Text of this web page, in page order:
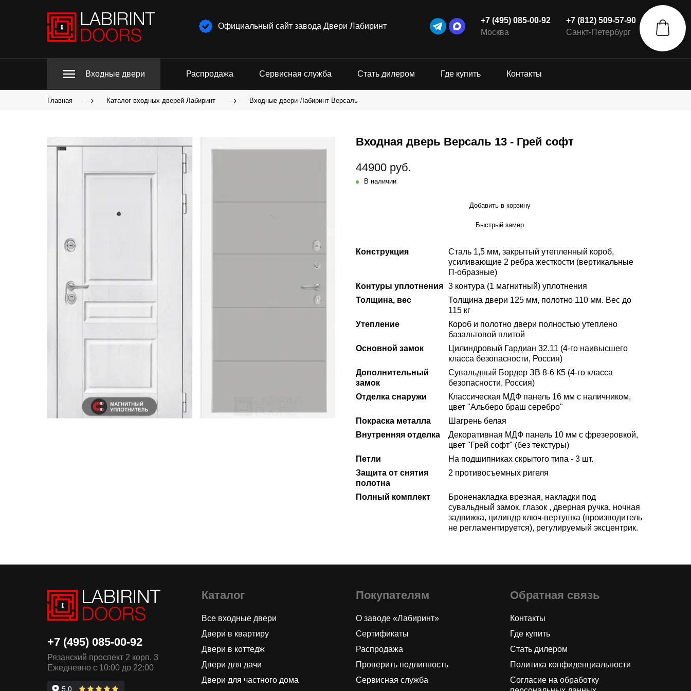
Официальный сайт завода Двери Лабиринт
+7 (495) 085-00-92
Москва
+7 (812) 509-57-90
Санкт-Петербург
Входные двери Распродажа Сервисная служба Стать дилером Где купить Контакты
Главная Каталог входных дверей Лабиринт Входные двери Лабиринт Версаль
Входная дверь Версаль 13 - Грей софт
44900 руб.
В наличии
Добавить в корзину
Быстрый замер
Конструкция
Сталь 1,5 мм, закрытый утепленный короб,
усиливающие 2 ребра жесткости (вертикальные
П-образные)
Контуры уплотнения 3 контура (1 магнитный) уплотнения
Толщина, вес
Толщина двери 125 мм, полотно 110 мм. Вес до
115 кг
Утепление
Короб и полотно двери полностью утеплено
базальтовой плитой
Основной замок
Цилиндровый Гардиан 32.11 (4-го наивысшего
класса безопасности, Россия)
Дополнительный
замок
Сувальдный Бордер ЗВ 8-6 К5 (4-го класса
безопасности, Россия)
Отделка снаружи
Классическая МДФ панель 16 мм с наличником,
цвет "Альберо браш серебро"
Покраска металла
Шагрень белая
Внутренняя отделка
Декоративная МДФ панель 10 мм с фрезеровкой,
цвет "Грей софт" (без текстуры)
Петли
На подшипниках скрытого типа - 3 шт.
Защита от снятия
полотна
2 противосъемных ригеля
Полный комплект
Броненакладка врезная, накладки под
сувальдный замок, глазок , дверная ручка, ночная
задвижка, цилиндр ключ-вертушка (производитель
не регламентируется), регулируемый эксцентрик.
+7 (495) 085-00-92
Рязанский проспект 2 корп. 3
Ежедневно с 10:00 до 22:00
Каталог
Все входные двери
Двери в квартиру
Двери в коттедж
Двери для дачи
Двери для частного дома
Покупателям
О заводе «Лабиринт»
Сертификаты
Распродажа
Проверить подлинность
Сервисная служба
Обратная связь
Контакты
Где купить
Стать дилером
Политика конфиденциальности
Согласие на обработку